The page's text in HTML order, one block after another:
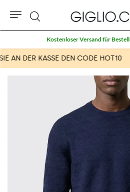
Suche
Kostenloser Versand für